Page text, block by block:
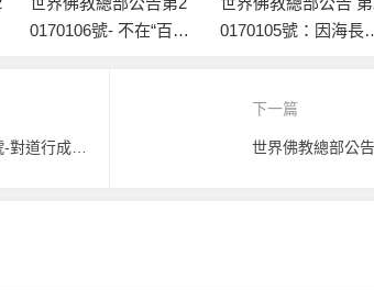
0170106號- 不在“百場
0170105號：因海長
下一篇
世界佛教總部公